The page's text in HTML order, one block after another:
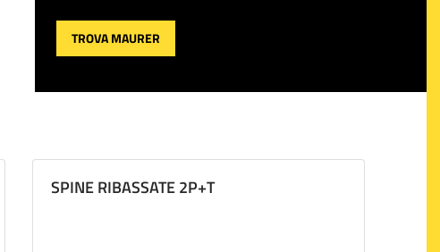
TROVA MAURER
SPINE RIBASSATE 2P+T